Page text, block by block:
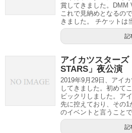
賞してきました。DMM
これで見納めとなるの
きました。 チケットは
記
アイカツスター
STARS」夜公演
2019年9月29日、アイ
してきました。初めて
ビックリしました。ア
先に控えており、その1
のイベントと言うこと
記